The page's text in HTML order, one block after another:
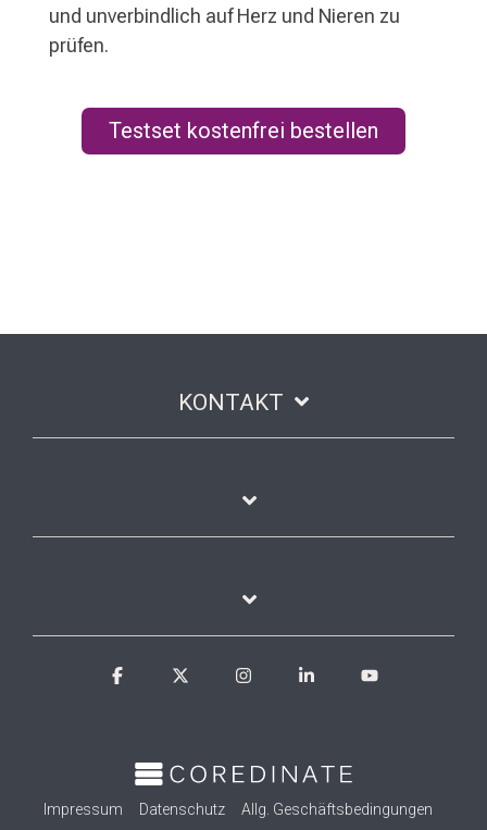
und unverbindlich auf Herz und Nieren zu
prüfen.
Testset kostenfrei bestellen
KONTAKT
Impressum Datenschutz Allg. Geschäftsbedingungen
Facebook InstagramLinkedin